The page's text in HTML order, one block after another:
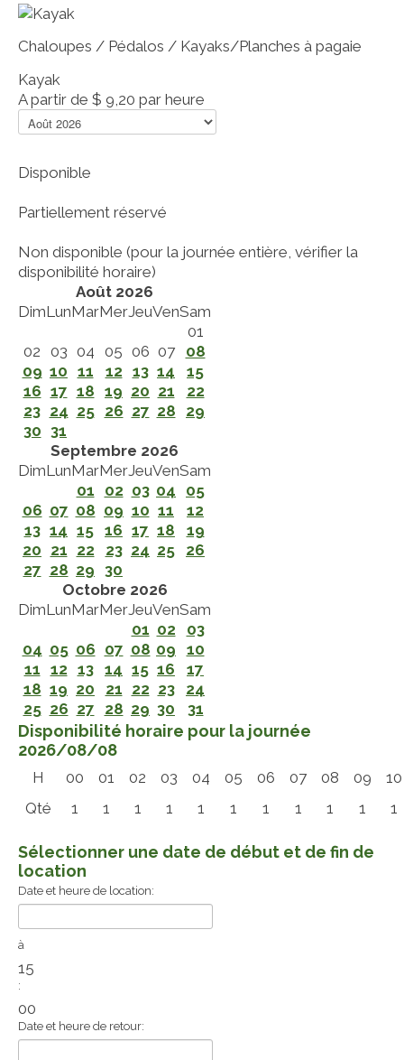
Chaloupes / Pédalos / Kayaks/Planches à pagaie
Kayak
A partir de $ 9,20 par heure
Disponible
Partiellement réservé
Non disponible (pour la journée entière, vérifier la
disponibilité horaire)
Août 2026
DimLunMarMerJeuVenSam
01
02 03 04 05 06 07
08
09 10 11 12 13 14
15
16 17 18 19 20 21
22
23 24 25 26 27 28
29
30 31
Septembre 2026
DimLunMarMerJeuVenSam
01
02 03 04
05
06 07 08 09 10 11
12
13 14 15 16 17 18
19
20 21 22 23 24 25
26
27 28 29 30
Octobre 2026
DimLunMarMerJeuVenSam
01 02
03
04 05 06 07 08 09
10
11 12 13 14 15 16
17
18 19 20 21 22 23
24
25 26 27 28 29 30 31
Disponibilité horaire pour la journée
2026/08/08
H 00 01 02 03 04 05 06 07 08 09
10
Qté
1 1 1 1 1 1 1 1 1 1 1
Sélectionner une date de début et de fin de
location
Date et heure de location:
à
15
:
00
Date et heure de retour: